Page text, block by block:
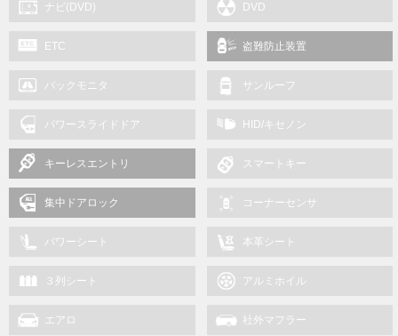
ナビ(DVD) DVD
ETC 盗難防止装置
バックモニタ サンルーフ
パワースライドドア HID/キセノン
キーレスエントリ スマートキー
集中ドアロック コーナーセンサ
パワーシート 本革シート
３列シート アルミホイル
エアロ 社外マフラー